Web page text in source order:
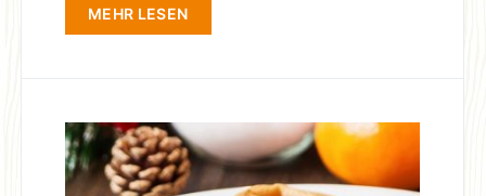
MEHR LESEN